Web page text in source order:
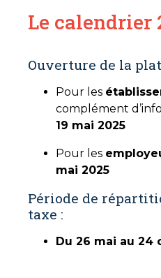
Le calendrier
Ouverture de la
Pour les
complément
19 mai 2025
Pour les
mai 2025
Période de
taxe :
Du 26 mai au 24